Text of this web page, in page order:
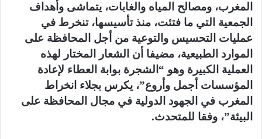
المغرب، ومصالح المياه والغابات، يتماشى وأهداف
الجمعية التي ما فتئت، منذ تأسيسها، تنخرط في
عمليات التحسيس والتوعية من أجل المحافظة على
الموارد الطبيعية، مضيفا أن الشعار المختار لهذه
العملية الكبيرة وهو “الشجرة بوابة العطاء لإعادة
المؤسسات أجمل وأروع”، يكرس بجلاء انخراط
المغرب في الجهود الدولية في مجال المحافظة على
البيئة”، وفقا للمتحدث.